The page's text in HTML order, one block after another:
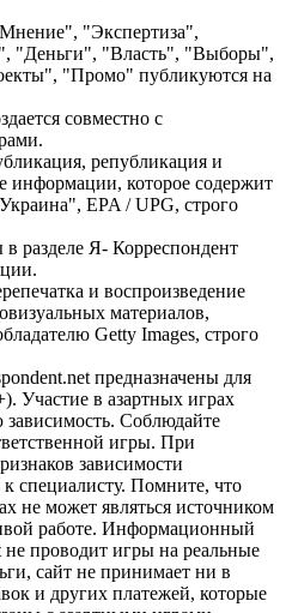
"Экспертиза",
"Деньги", "Власть", "Выборы",
"Промо" публикуются на
совместно с
републикация и
информации, которое содержит
EPA / UPG, строго
разделе Я- Корреспондент
и воспроизведение
материалов,
Getty Images, строго
предназначены для
Участие в азартных играх
Соблюдайте
игры. При
зависимости
специалисту. Помните, что
не может являться источником
работе. Информационный
не проводит игры на реальные
сайт не принимает ни в
и других платежей, которые